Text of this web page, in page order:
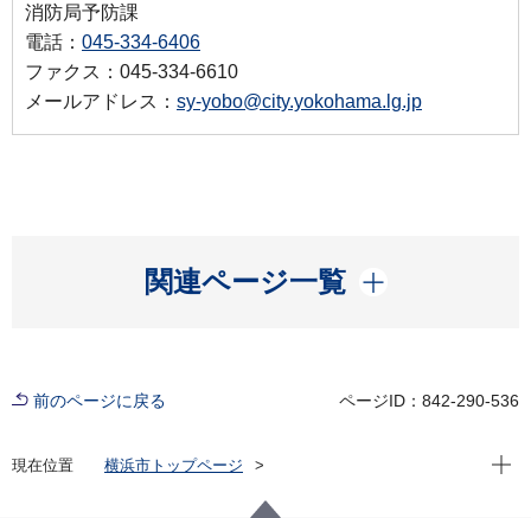
消防局予防課
電話： 045-334-6406
ファクス：045-334-6610
メールアドレス： sy-yobo@city.yokohama.lg.jp
関連ページ一覧
開く
前のページに戻る ページID：842-290-536
現在位置
横浜市トップページ
消防局
現在